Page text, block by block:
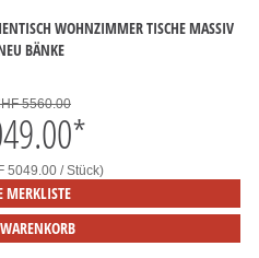
WOHNZIMMER TISCHE MASSIV
BÄNKE
5560.00
*
5049.00 / Stück)
MERKLISTE